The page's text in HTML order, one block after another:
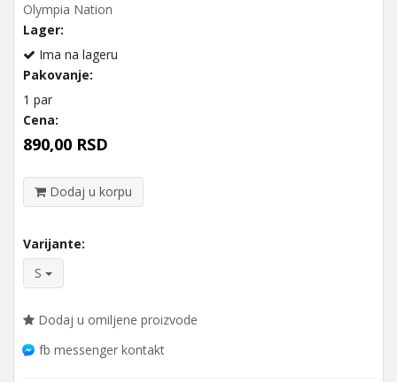
Olympia Nation
Lager:
Ima na lageru
Pakovanje:
1 par
Cena:
890,00 RSD
Dodaj u korpu
Varijante:
S
Dodaj u omiljene proizvode
fb messenger kontakt